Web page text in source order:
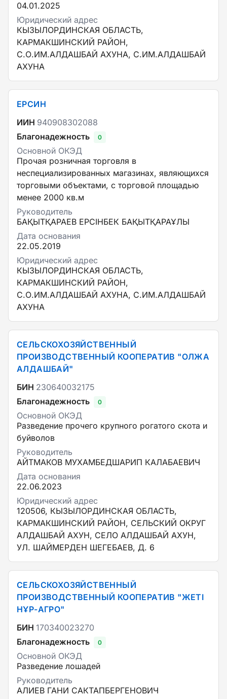
04.01.2025
Юридический адрес
КЫЗЫЛОРДИНСКАЯ ОБЛАСТЬ,
КАРМАКШИНСКИЙ РАЙОН,
С.О.ИМ.АЛДАШБАЙ АХУНА, С.ИМ.АЛДАШБАЙ
АХУНА
ЕРСИН
ИИН 940908302088
Благонадежность
0
Основной ОКЭД
Прочая розничная торговля в
неспециализированных магазинах, являющихся
торговыми объектами, с торговой площадью
менее 2000 кв.м
Руководитель
БАҚЫТҚАРАЕВ ЕРСІНБЕК БАҚЫТҚАРАҰЛЫ
Дата основания
22.05.2019
Юридический адрес
КЫЗЫЛОРДИНСКАЯ ОБЛАСТЬ,
КАРМАКШИНСКИЙ РАЙОН,
С.О.ИМ.АЛДАШБАЙ АХУНА, С.ИМ.АЛДАШБАЙ
АХУНА
СЕЛЬСКОХОЗЯЙСТВЕННЫЙ
ПРОИЗВОДСТВЕННЫЙ КООПЕРАТИВ "ОЛЖА
АЛДАШБАЙ"
БИН 230640032175
Благонадежность
0
Основной ОКЭД
Разведение прочего крупного рогатого скота и
буйволов
Руководитель
АЙТМАКОВ МУХАМБЕДШАРИП КАЛАБАЕВИЧ
Дата основания
22.06.2023
Юридический адрес
120506, КЫЗЫЛОРДИНСКАЯ ОБЛАСТЬ,
КАРМАКШИНСКИЙ РАЙОН, СЕЛЬСКИЙ ОКРУГ
АЛДАШБАЙ АХУН, СЕЛО АЛДАШБАЙ АХУН,
УЛ. ШАЙМЕРДЕН ШЕГЕБАЕВ, Д. 6
СЕЛЬСКОХОЗЯЙСТВЕННЫЙ
ПРОИЗВОДСТВЕННЫЙ КООПЕРАТИВ "ЖЕТІ
НҰР-АГРО"
БИН 170340023270
Благонадежность
0
Основной ОКЭД
Разведение лошадей
Руководитель
АЛИЕВ ГАНИ САКТАПБЕРГЕНОВИЧ